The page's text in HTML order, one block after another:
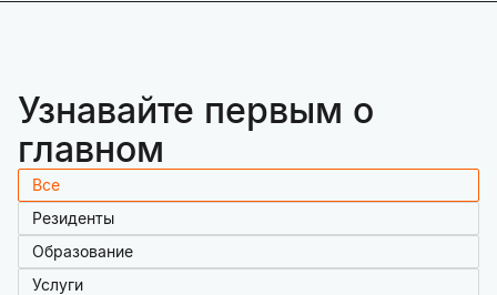
Узнавайте первым о
главном
Все
Резиденты
Образование
Услуги